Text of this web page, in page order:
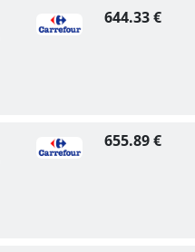
644.33 €
655.89 €